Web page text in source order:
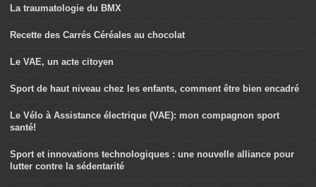
La traumatologie du BMX
Recette des Carrés Céréales au chocolat
Le VAE, un acte citoyen
Sport de haut niveau chez les enfants, comment être bien encadré
Le Vélo à Assistance électrique (VAE): mon compagnon sport
santé!
Sport et innovations technologiques : une nouvelle alliance pour
lutter contre la sédentarité